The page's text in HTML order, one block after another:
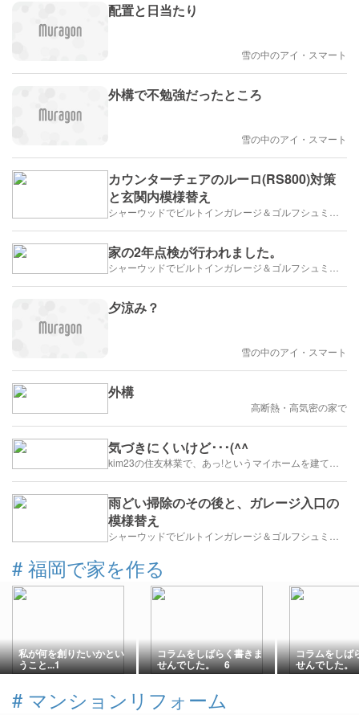
配置と日当たり
雪の中のアイ・スマート
外構で不勉強だったところ
雪の中のアイ・スマート
カウンターチェアのルーロ(RS800)対策
と玄関内模様替え
家の2年点検が行われました。
夕涼み？
雪の中のアイ・スマート
外構
高断熱・高気密の家で
気づきにくいけど･･･(^^ゞ
kim23の住友林業で、あっ!というマイホームを建てます
雨どい掃除のその後と、ガレージ入口の
模様替え
シャーウッドでビルトインガレージ＆ゴルフシュミレーター
# 福岡で家を作る
私が何を創りたいかとい
うこと...1
コラムをしばらく書きま
せんでした。 6
コラムをしば
せんでした
# マンションリフォーム